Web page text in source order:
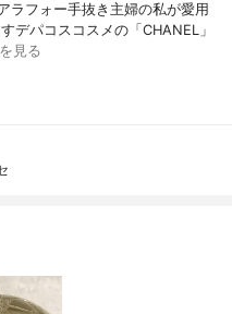
ラフォー手抜き主婦の私が愛用
デパコスコスメの「CHANEL」
見る